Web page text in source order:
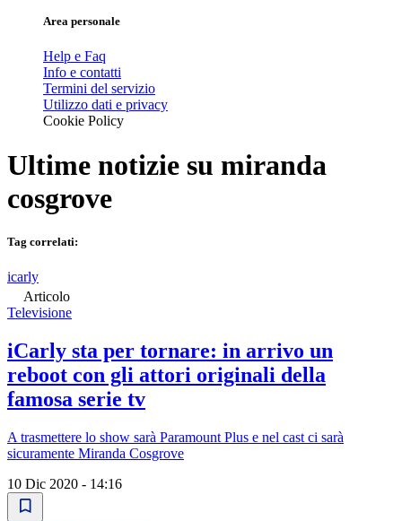
Area personale
Help e Faq
Info e contatti
Termini del servizio
Utilizzo dati e privacy
Cookie Policy
Ultime notizie su miranda
cosgrove
Tag correlati:
icarly
Articolo
Televisione
iCarly sta per tornare: in arrivo un
reboot con gli attori originali della
famosa serie tv
A trasmettere lo show sarà Paramount Plus e nel cast ci sarà
sicuramente Miranda Cosgrove
10 Dic 2020 - 14:16